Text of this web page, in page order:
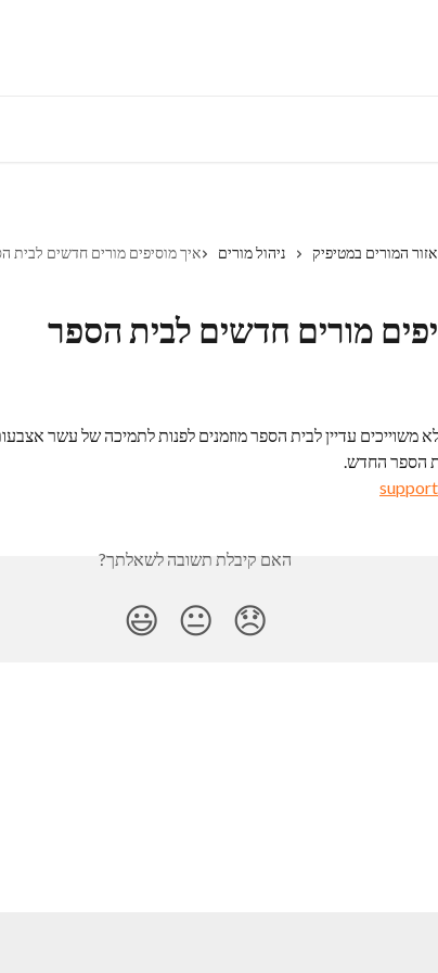
אזור המורים במטיפיק ניהול מורים איך מוסיפים מורים חדשים לבית
מורים חדשים לבית הספר
משוייכים עדיין לבית הספר מוזמנים לפנות לתמיכה של עשר אצבעות
הספר החדש.
האם קיבלת תשובה לשאלתך?
😞
😐
😃